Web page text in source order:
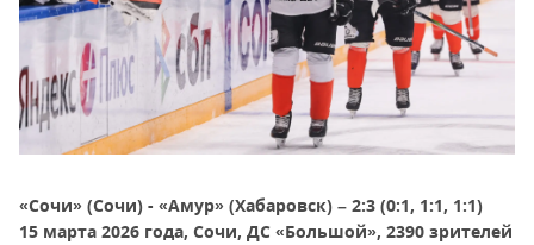
«Сочи» (Сочи) - «Амур» (Хабаровск) – 2:3 (0:1, 1:1, 1:1)
15 марта 2026 года, Сочи, ДС «Большой», 2390 зрителей